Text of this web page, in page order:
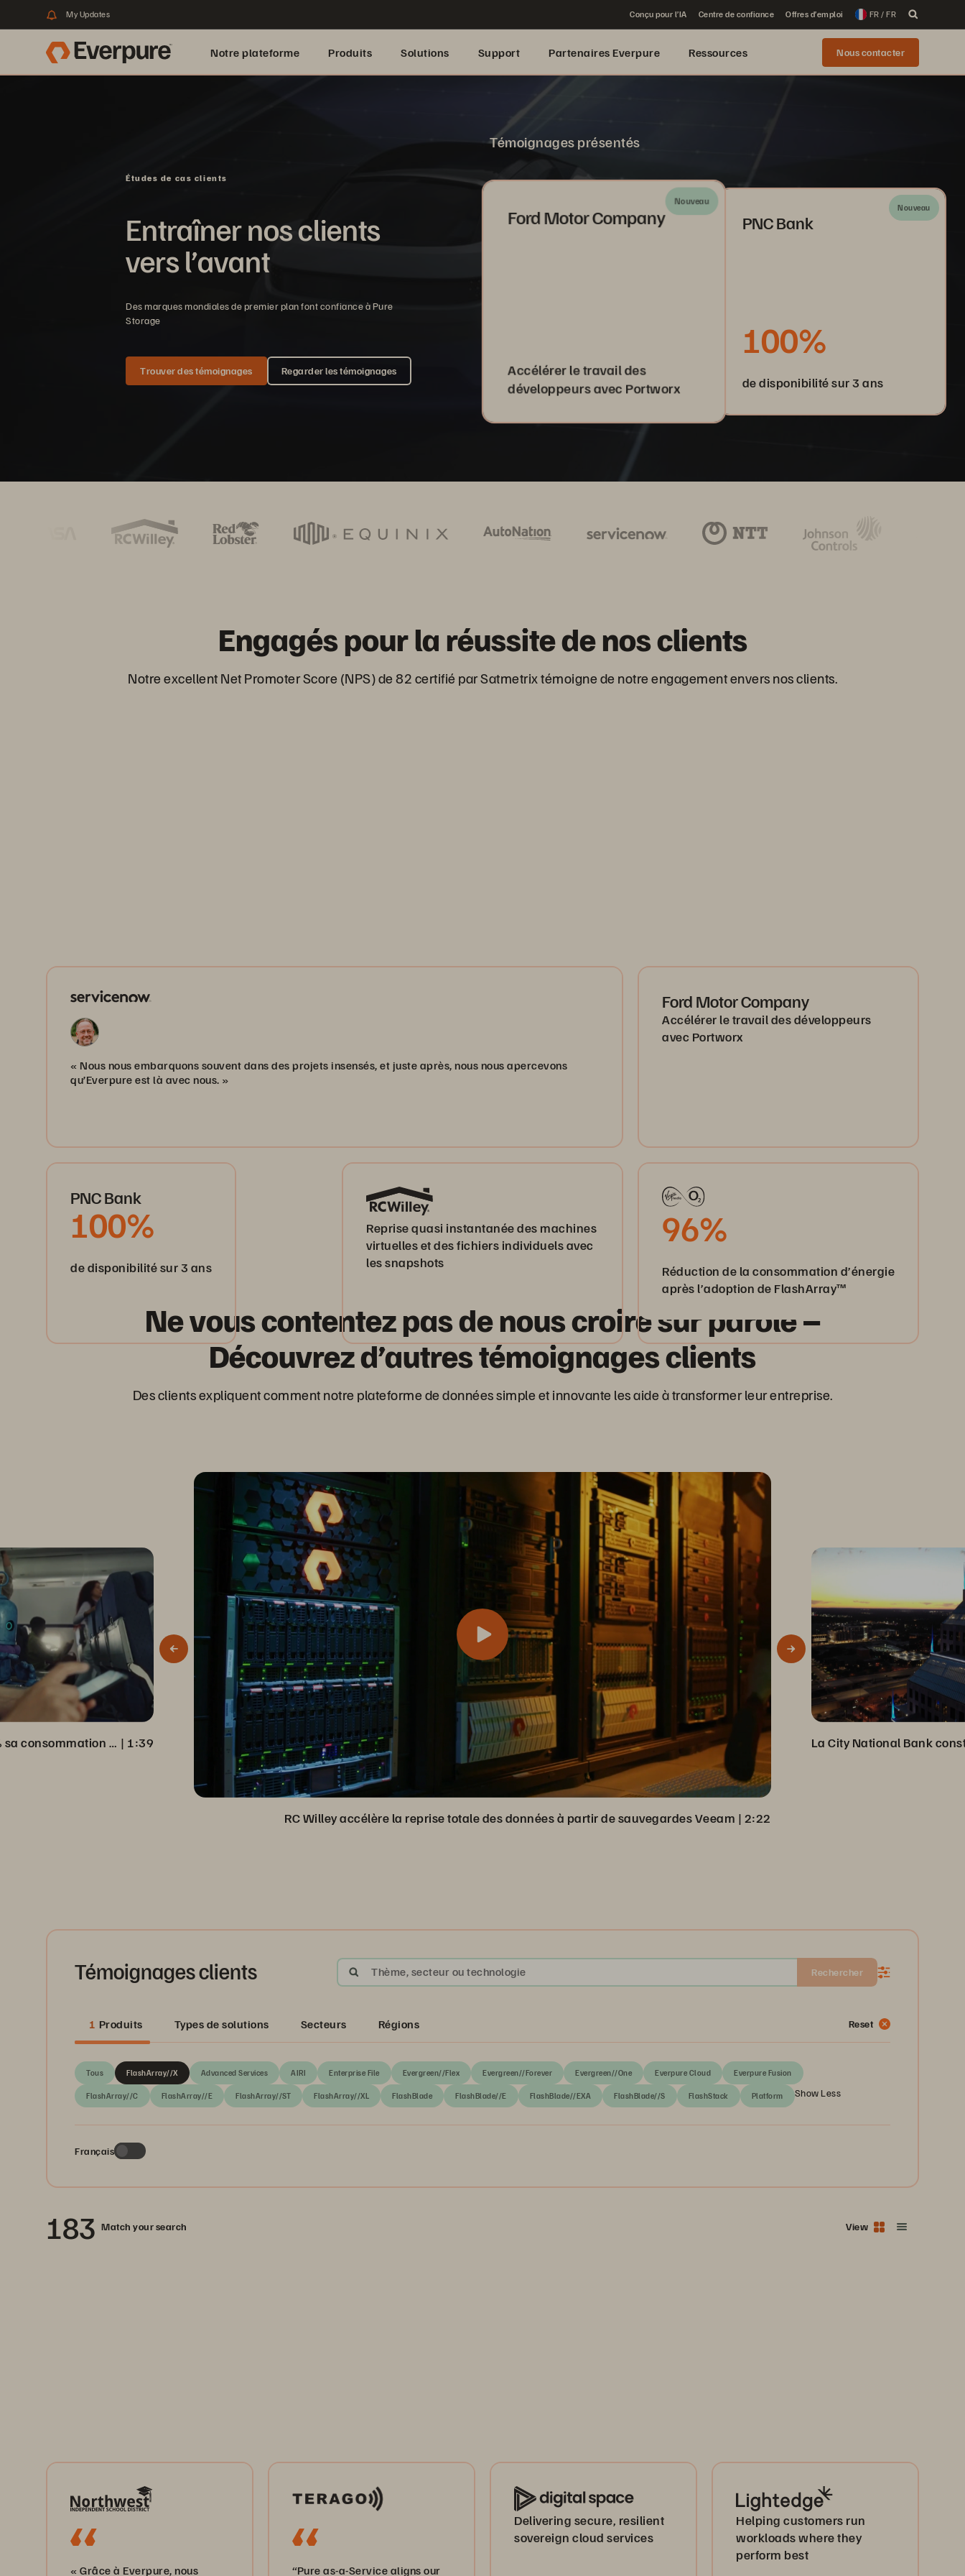
My Updates Conçu pour l’IA Centre de confiance Offres d’emploi FR / FR
Notre plateforme Produits Solutions Support Partenaires Everpure Ressources Nous contacter
Études de cas clients
Entraîner nos clients
vers l’avant
Des marques mondiales de premier plan font confiance à Pure
Storage
Trouver des témoignages Regarder les témoignages
Témoignages présentés
Nouveau
Ford Motor Company
Accélérer le travail des
développeurs avec Portworx
Nouveau
PNC Bank
100%
de disponibilité sur 3 ans
Engagés pour la réussite de nos clients
Notre excellent Net Promoter Score (NPS) de 82 certifié par Satmetrix témoigne de notre engagement envers nos clients.
« Nous nous embarquons souvent dans des projets insensés, et juste après, nous nous apercevons
qu’Everpure est là avec nous. »
Ford Motor Company
Accélérer le travail des développeurs
avec Portworx
PNC Bank
100%
de disponibilité sur 3 ans
Reprise quasi instantanée des machines
virtuelles et des fichiers individuels avec
les snapshots
96%
Réduction de la consommation d’énergie
après l’adoption de FlashArray™
Ne vous contentez pas de nous croire sur parole –
Découvrez d’autres témoignages clients
Des clients expliquent comment notre plateforme de données simple et innovante les aide à transformer leur entreprise.
RC Willey accélère la reprise totale des données à partir de sauvegardes Veeam | 2:22
Virgin Media réduit de 98 % sa consommation d’électricité | 1:39
Témoignages clients Thème, secteur ou technologie Rechercher
1 Produits Types de solutions Secteurs Régions
Tous Advanced Services AIRI Enterprise File Evergreen//Flex Evergreen//Forever Evergreen//One Everpure Cloud Everpure Fusion
FlashArray//C FlashArray//E FlashArray//ST
FlashArray//X
FlashArray//XL FlashBlade FlashBlade//E FlashBlade//EXA FlashBlade//S FlashStack Platform Show Less
Reset
Français
183 Match your search View
« Grâce à Everpure, nous “Pure as-a-Service aligns our
Delivering secure, resilient
sovereign cloud services
Helping customers run
workloads where they
perform best